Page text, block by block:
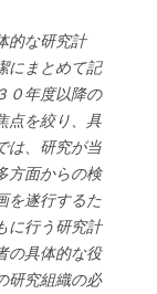
的な研究計
にまとめて記
０年度以降の
点を絞り、具
は、研究が当
方面からの検
を遂行するた
に行う研究計
の具体的な役
研究組織の必